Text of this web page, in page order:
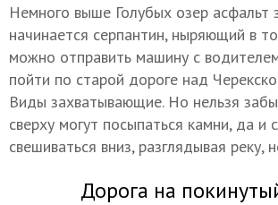
Немного выше Голубых озер асфальт
начинается серпантин, ныряющий в
можно отправить машину с
пойти по старой дороге над
Виды захватывающие. Но нельзя
сверху могут посыпаться камни, да и
свешиваться вниз, разглядывая реку,
Дорога на